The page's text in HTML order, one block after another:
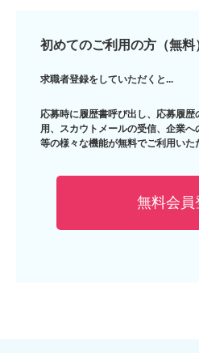
初めてのご利用の方（無料
求職者登録をしていただくと...
応募時に履歴書呼び出し、応募履
用、スカウトメールの受信、企業へ
等の様々な機能が無料でご利用いた
無料会員